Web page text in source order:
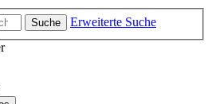
Suche
Erweiterte Suche